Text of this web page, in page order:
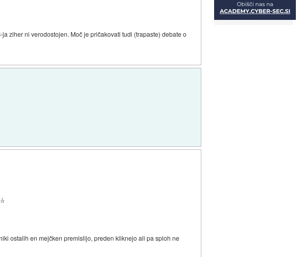
ziher ni verodostojen. Moč je pričakovati tudi (trapaste) debate o
ostalih en mejčken premislijo, preden kliknejo ali pa sploh ne